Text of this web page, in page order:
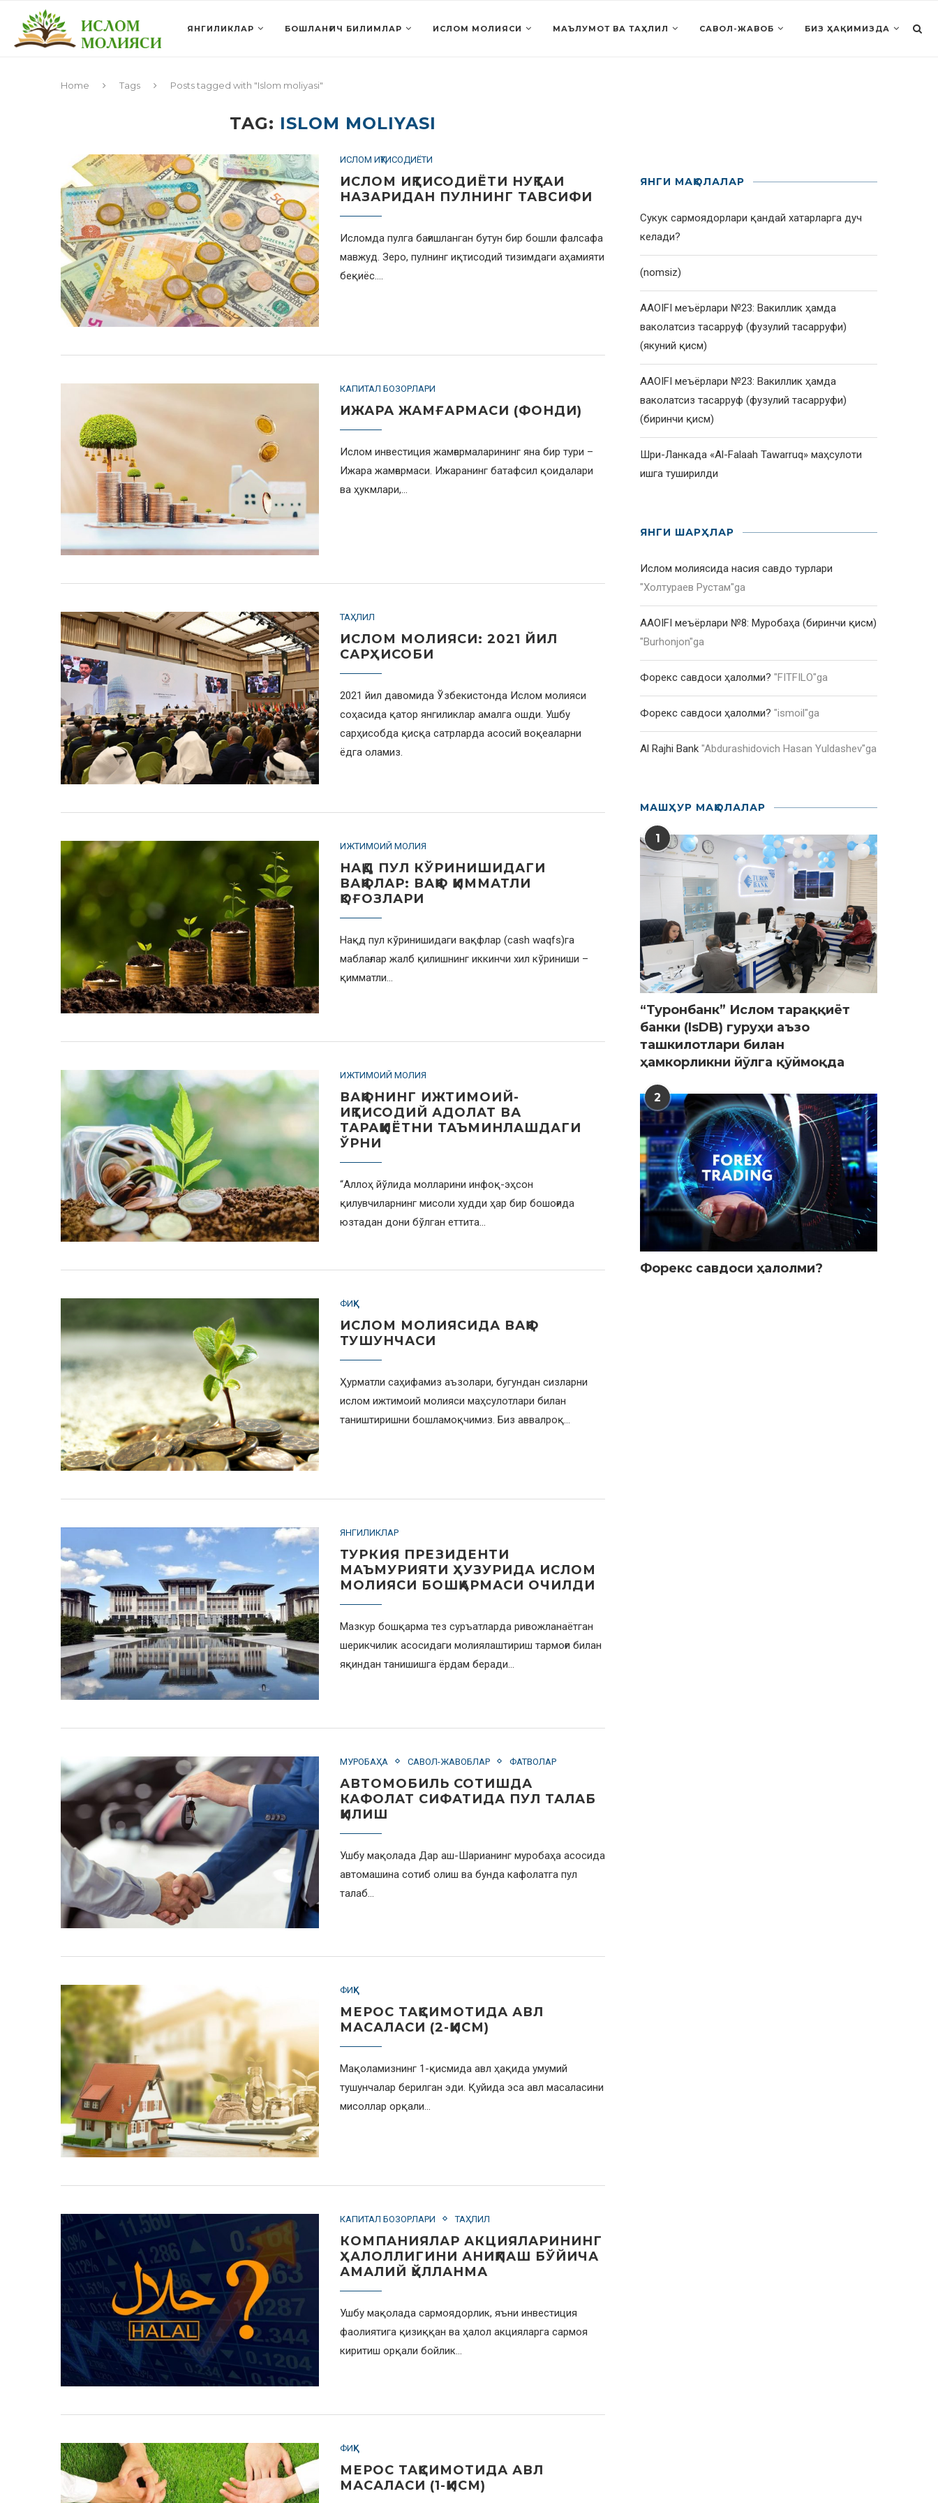
ЯНГИЛИКЛАР БОШЛАНҒИЧ БИЛИМЛАР ИСЛОМ МОЛИЯСИ МАЪЛУМОТ ВА ТАҲЛИЛ САВОЛ-ЖАВОБ БИЗ ҲАҚИМИЗДА
Home Tags Posts tagged with "Islom moliyasi"
TAG: ISLOM MOLIYASI
ИСЛОМ ИҚТИСОДИЁТИ
ИСЛОМ ИҚТИСОДИЁТИ НУҚТАИ
НАЗАРИДАН ПУЛНИНГ ТАВСИФИ
Исломда пулга бағишланган бутун бир бошли фалсафа
мавжуд. Зеро, пулнинг иқтисодий тизимдаги аҳамияти
беқиёс.…
КАПИТАЛ БОЗОРЛАРИ
ИЖАРА ЖАМҒАРМАСИ (ФОНДИ)
Ислом инвестиция жамғармаларининг яна бир тури –
Ижара жамғармаси. Ижаранинг батафсил қоидалари
ва ҳукмлари,…
ТАҲЛИЛ
ИСЛОМ МОЛИЯСИ: 2021 ЙИЛ
САРҲИСОБИ
2021 йил давомида Ўзбекистонда Ислом молияси
соҳасида қатор янгиликлар амалга ошди. Ушбу
сарҳисобда қисқа сатрларда асосий воқеаларни
ёдга оламиз.
ИЖТИМОИЙ МОЛИЯ
НАҚД ПУЛ КЎРИНИШИДАГИ
ВАҚФЛАР: ВАҚФ ҚИММАТЛИ
ҚОҒОЗЛАРИ
Нақд пул кўринишидаги вақфлар (cash waqfs)га
маблағлар жалб қилишнинг иккинчи хил кўриниши –
қимматли…
ИЖТИМОИЙ МОЛИЯ
ВАҚФНИНГ ИЖТИМОИЙ-
ИҚТИСОДИЙ АДОЛАТ ВА
ТАРАҚҚИЁТНИ ТАЪМИНЛАШДАГИ
ЎРНИ
“Аллоҳ йўлида молларини инфоқ-эҳсон
қилувчиларнинг мисоли худди ҳар бир бошоғида
юзтадан дони бўлган еттита…
ФИҚҲ
ИСЛОМ МОЛИЯСИДА ВАҚФ
ТУШУНЧАСИ
Ҳурматли саҳифамиз аъзолари, бугундан сизларни
ислом ижтимоий молияси маҳсулотлари билан
таништиришни бошламоқчимиз. Биз аввалроқ…
ЯНГИЛИКЛАР
ТУРКИЯ ПРЕЗИДЕНТИ
МАЪМУРИЯТИ ҲУЗУРИДА ИСЛОМ
МОЛИЯСИ БОШҚАРМАСИ ОЧИЛДИ
Мазкур бошқарма тез суръатларда ривожланаётган
шерикчилик асосидаги молиялаштириш тармоғи билан
яқиндан танишишга ёрдам беради…
МУРОБАҲА САВОЛ-ЖАВОБЛАР ФАТВОЛАР
АВТОМОБИЛЬ СОТИШДА
КАФОЛАТ СИФАТИДА ПУЛ ТАЛАБ
ҚИЛИШ
Ушбу мақолада Дар аш-Шарианинг муробаҳа асосида
автомашина сотиб олиш ва бунда кафолатга пул
талаб…
ФИҚҲ
МЕРОС ТАҚСИМОТИДА АВЛ
МАСАЛАСИ (2-ҚИСМ)
Мақоламизнинг 1-қисмида авл ҳақида умумий
тушунчалар берилган эди. Қуйида эса авл масаласини
мисоллар орқали…
КАПИТАЛ БОЗОРЛАРИ ТАҲЛИЛ
КОМПАНИЯЛАР АКЦИЯЛАРИНИНГ
ҲАЛОЛЛИГИНИ АНИҚЛАШ БЎЙИЧА
АМАЛИЙ ҚЎЛЛАНМА
Ушбу мақолада сармоядорлик, яъни инвестиция
фаолиятига қизиққан ва ҳалол акцияларга сармоя
киритиш орқали бойлик…
ФИҚҲ
МЕРОС ТАҚСИМОТИДА АВЛ
МАСАЛАСИ (1-ҚИСМ)
ЯНГИ МАҚОЛАЛАР
Сукук сармоядорлари қандай хатарларга дуч
келади?
(nomsiz)
AAOIFI меъёрлари №23: Вакиллик ҳамда
ваколатсиз тасарруф (фузулий тасарруфи)
(якуний қисм)
AAOIFI меъёрлари №23: Вакиллик ҳамда
ваколатсиз тасарруф (фузулий тасарруфи)
(биринчи қисм)
Шри-Ланкада «Al-Falaah Tawarruq» маҳсулоти
ишга туширилди
ЯНГИ ШАРҲЛАР
Ислом молиясида насия савдо турлари
"Холтураев Рустам"ga
AAOIFI меъёрлари №8: Муробаҳа (биринчи қисм)
"Burhonjon"ga
Форекс савдоси ҳалолми? "FITFILO"ga
Форекс савдоси ҳалолми? "ismoil"ga
Al Rajhi Bank "Abdurashidovich Hasan Yuldashev"ga
МАШҲУР МАҚОЛАЛАР
1
“Туронбанк” Ислом тараққиёт
банки (IsDB) гуруҳи аъзо
ташкилотлари билан
ҳамкорликни йўлга қўймоқда
2
Форекс савдоси ҳалолми?